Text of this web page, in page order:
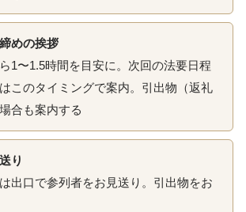
めの挨拶
1〜1.5時間を目安に。次回の法要日程
このタイミングで案内。引出物（返礼
合も案内する
り
出口で参列者をお見送り。引出物をお